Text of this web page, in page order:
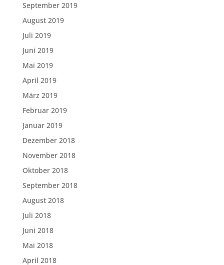
September 2019
August 2019
Juli 2019
Juni 2019
Mai 2019
April 2019
März 2019
Februar 2019
Januar 2019
Dezember 2018
November 2018
Oktober 2018
September 2018
August 2018
Juli 2018
Juni 2018
Mai 2018
April 2018